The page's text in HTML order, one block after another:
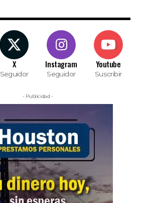
X
Seguidor
Instagram
Seguidor
Youtube
Suscribir
- Publicidad -